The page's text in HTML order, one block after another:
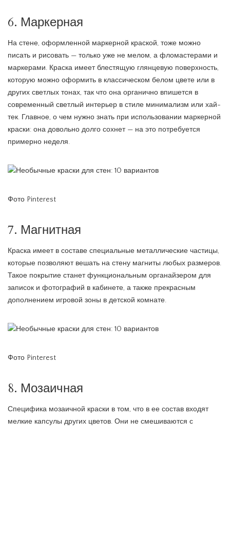
6. Маркерная
На стене, оформленной маркерной краской, тоже можно
писать и рисовать — только уже не мелом, а фломастерами и
маркерами. Краска имеет блестящую глянцевую поверхность,
которую можно оформить в классическом белом цвете или в
других светлых тонах, так что она органично впишется в
современный светлый интерьер в стиле минимализм или хай-
тек. Главное, о чем нужно знать при использовании маркерной
краски: она довольно долго сохнет — на это потребуется
примерно неделя.
Фото Pinterest
7. Магнитная
Краска имеет в составе специальные металлические частицы,
которые позволяют вешать на стену магниты любых размеров.
Такое покрытие станет функциональным органайзером для
записок и фотографий в кабинете, а также прекрасным
дополнением игровой зоны в детской комнате.
Фото Pinterest
8. Мозаичная
Специфика мозаичной краски в том, что в ее состав входят
мелкие капсулы других цветов. Они не смешиваются с